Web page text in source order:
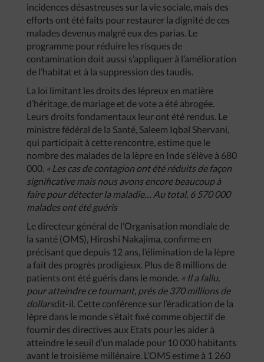
incidences désastreuses sur la vie sociale, mais des
efforts ont été faits pour restaurer la dignité de ces
malades devenus malgré eux des parias. Le
programme pour réduire les risques de
contamination doit aussi s’appliquer à l’amélioration
de l’habitat et à la suppression des taudis.
La loi limitant les droits des lépreux en matière
d’héritage, de mariage et de vote a été abrogée.
Leurs droits fondamentaux leur ont été rendus. Le
ministre fédéral de la Santé, Saleem Iqbal Shervani,
qui participait à cette rencontre, estime que le
nombre des malades de la lèpre en Inde s’élève à 680
000. « Les cas de contagion ont été réduits de façon
significative mais nous avons encore beaucoup à
faire pour détecter la maladie… Au total, 6 570 000
malades ont été guéris
Le directeur général de l’Organisation mondiale de
la santé (OMS), Hiroshi Nakajima, confirme en
précisant que depuis 12 ans, l’élimination de la lèpre
a fait des progrès prodigieux. Plus de 8 millions de
patients ont été guéris dans le monde. « Il a fallu,
pour atteindre ce tournant, prés de 370 millions de
dollarsdit-il. Cette conférence sur l’éradication de la
lèpre dans le monde s’était fixé comme objectif de
fournir des directives aux Etats pour les aider à
atteindre le seuil d’un malade pour 10 000 habitants
avant le troisième millénaire. L’OMS estime à 1 260